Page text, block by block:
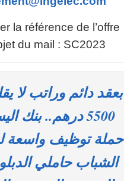
la référence de l’offre
du mail : SC2023
بعقد دائم وراتب لا
5500 درهم.. بنك
حملة توظيف واسعة
الشباب حاملي